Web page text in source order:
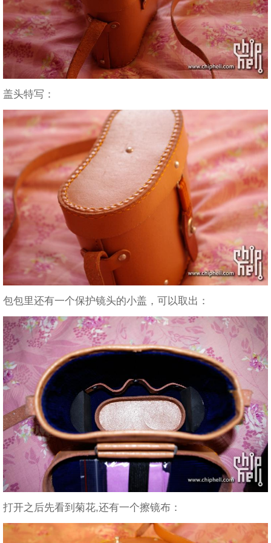
盖头特写：
包包里还有一个保护镜头的小盖，可以取出：
打开之后先看到菊花,还有一个擦镜布：